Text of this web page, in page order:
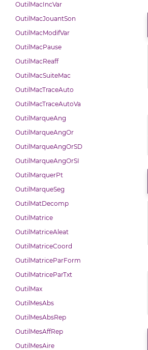
OutilMacIncVar
OutilMacJouantSon
OutilMacModifVar
OutilMacPause
OutilMacReaff
OutilMacSuiteMac
OutilMacTraceAuto
OutilMacTraceAutoVa
OutilMarqueAng
OutilMarqueAngOr
OutilMarqueAngOrSD
OutilMarqueAngOrSI
OutilMarquerPt
OutilMarqueSeg
OutilMatDecomp
OutilMatrice
OutilMatriceAleat
OutilMatriceCoord
OutilMatriceParForm
OutilMatriceParTxt
OutilMax
OutilMesAbs
OutilMesAbsRep
OutilMesAffRep
OutilMesAire